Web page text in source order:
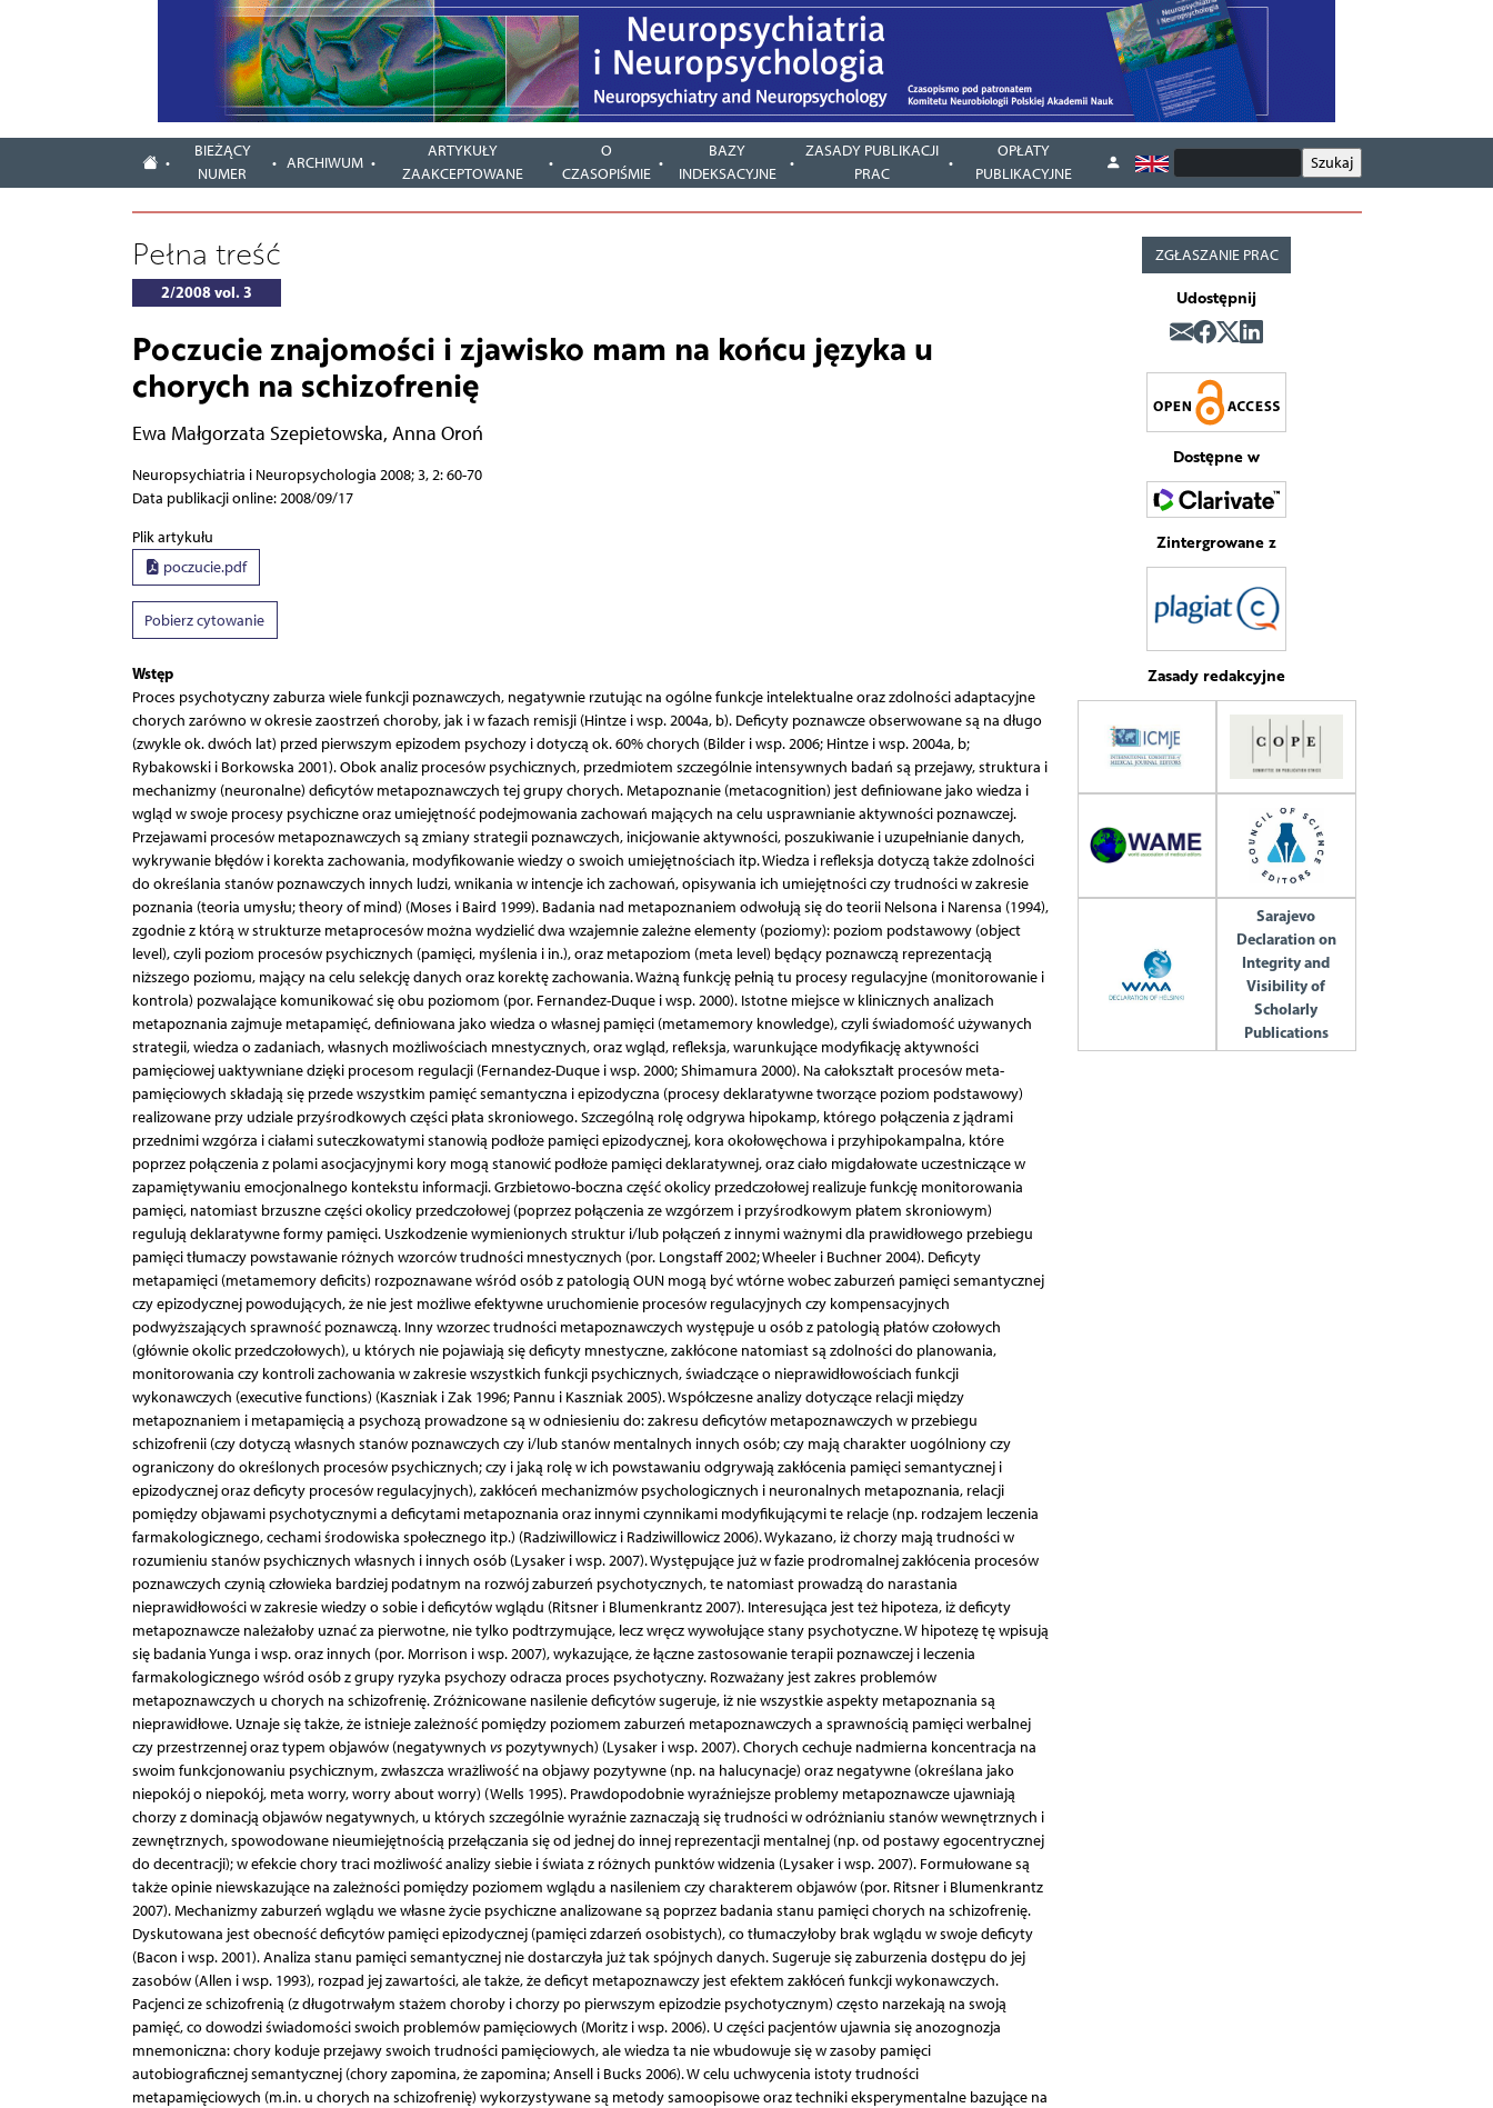
BIEŻĄCY
NUMER
ARCHIWUM
ARTYKUŁY
ZAAKCEPTOWANE
O
CZASOPIŚMIE
BAZY
INDEKSACYJNE
ZASADY PUBLIKACJI
PRAC
OPŁATY
PUBLIKACYJNE
Pełna treść
2/2008 vol. 3
Poczucie znajomości i zjawisko mam na końcu języka u
chorych na schizofrenię
Ewa Małgorzata Szepietowska, Anna Oroń
Neuropsychiatria i Neuropsychologia 2008; 3, 2: 60-70
Data publikacji online: 2008/09/17
Plik artykułu
poczucie.pdf
Pobierz cytowanie
Wstęp
Proces psychotyczny zaburza wiele funkcji poznawczych, negatywnie rzutując na ogólne funkcje intelektualne oraz zdolności adaptacyjne
chorych zarówno w okresie zaostrzeń choroby, jak i w fazach remisji (Hintze i wsp. 2004a, b). Deficyty poznawcze obserwowane są na długo
(zwykle ok. dwóch lat) przed pierwszym epizodem psychozy i dotyczą ok. 60% chorych (Bilder i wsp. 2006; Hintze i wsp. 2004a, b;
Rybakowski i Borkowska 2001). Obok analiz procesów psychicznych, przedmiotem szczególnie intensywnych badań są przejawy, struktura i
mechanizmy (neuronalne) deficytów metapoznawczych tej grupy chorych. Metapoznanie (metacognition) jest definiowane jako wiedza i
wgląd w swoje procesy psychiczne oraz umiejętność podejmowania zachowań mających na celu usprawnianie aktywności poznawczej.
Przejawami procesów metapoznawczych są zmiany strategii poznawczych, inicjowanie aktywności, poszukiwanie i uzupełnianie danych,
wykrywanie błędów i korekta zachowania, modyfikowanie wiedzy o swoich umiejętnościach itp. Wiedza i refleksja dotyczą także zdolności
do określania stanów poznawczych innych ludzi, wnikania w intencje ich zachowań, opisywania ich umiejętności czy trudności w zakresie
poznania (teoria umysłu; theory of mind) (Moses i Baird 1999). Badania nad metapoznaniem odwołują się do teorii Nelsona i Narensa (1994),
zgodnie z którą w strukturze metaprocesów można wydzielić dwa wzajemnie zależne elementy (poziomy): poziom podstawowy (object
level), czyli poziom procesów psychicznych (pamięci, myślenia i in.), oraz metapoziom (meta level) będący poznawczą reprezentacją
niższego poziomu, mający na celu selekcję danych oraz korektę zachowania. Ważną funkcję pełnią tu procesy regulacyjne (monitorowanie i
kontrola) pozwalające komunikować się obu poziomom (por. Fernandez-Duque i wsp. 2000). Istotne miejsce w klinicznych analizach
metapoznania zajmuje metapamięć, definiowana jako wiedza o własnej pamięci (metamemory knowledge), czyli świadomość używanych
strategii, wiedza o zadaniach, własnych możliwościach mnestycznych, oraz wgląd, refleksja, warunkujące modyfikację aktywności
pamięciowej uaktywniane dzięki procesom regulacji (Fernandez-Duque i wsp. 2000; Shimamura 2000). Na całokształt procesów meta-
pamięciowych składają się przede wszystkim pamięć semantyczna i epizodyczna (procesy deklaratywne tworzące poziom podstawowy)
realizowane przy udziale przyśrodkowych części płata skroniowego. Szczególną rolę odgrywa hipokamp, którego połączenia z jądrami
przednimi wzgórza i ciałami suteczkowatymi stanowią podłoże pamięci epizodycznej, kora okołowęchowa i przyhipokampalna, które
poprzez połączenia z polami asocjacyjnymi kory mogą stanowić podłoże pamięci deklaratywnej, oraz ciało migdałowate uczestniczące w
zapamiętywaniu emocjonalnego kontekstu informacji. Grzbietowo-boczna część okolicy przedczołowej realizuje funkcję monitorowania
pamięci, natomiast brzuszne części okolicy przedczołowej (poprzez połączenia ze wzgórzem i przyśrodkowym płatem skroniowym)
regulują deklaratywne formy pamięci. Uszkodzenie wymienionych struktur i/lub połączeń z innymi ważnymi dla prawidłowego przebiegu
pamięci tłumaczy powstawanie różnych wzorców trudności mnestycznych (por. Longstaff 2002; Wheeler i Buchner 2004). Deficyty
metapamięci (metamemory deficits) rozpoznawane wśród osób z patologią OUN mogą być wtórne wobec zaburzeń pamięci semantycznej
czy epizodycznej powodujących, że nie jest możliwe efektywne uruchomienie procesów regulacyjnych czy kompensacyjnych
podwyższających sprawność poznawczą. Inny wzorzec trudności metapoznawczych występuje u osób z patologią płatów czołowych
(głównie okolic przedczołowych), u których nie pojawiają się deficyty mnestyczne, zakłócone natomiast są zdolności do planowania,
monitorowania czy kontroli zachowania w zakresie wszystkich funkcji psychicznych, świadczące o nieprawidłowościach funkcji
wykonawczych (executive functions) (Kaszniak i Zak 1996; Pannu i Kaszniak 2005). Współczesne analizy dotyczące relacji między
metapoznaniem i metapamięcią a psychozą prowadzone są w odniesieniu do: zakresu deficytów metapoznawczych w przebiegu
schizofrenii (czy dotyczą własnych stanów poznawczych czy i/lub stanów mentalnych innych osób; czy mają charakter uogólniony czy
ograniczony do określonych procesów psychicznych; czy i jaką rolę w ich powstawaniu odgrywają zakłócenia pamięci semantycznej i
epizodycznej oraz deficyty procesów regulacyjnych), zakłóceń mechanizmów psychologicznych i neuronalnych metapoznania, relacji
pomiędzy objawami psychotycznymi a deficytami metapoznania oraz innymi czynnikami modyfikującymi te relacje (np. rodzajem leczenia
farmakologicznego, cechami środowiska społecznego itp.) (Radziwillowicz i Radziwillowicz 2006). Wykazano, iż chorzy mają trudności w
rozumieniu stanów psychicznych własnych i innych osób (Lysaker i wsp. 2007). Występujące już w fazie prodromalnej zakłócenia procesów
poznawczych czynią człowieka bardziej podatnym na rozwój zaburzeń psychotycznych, te natomiast prowadzą do narastania
nieprawidłowości w zakresie wiedzy o sobie i deficytów wglądu (Ritsner i Blumenkrantz 2007). Interesująca jest też hipoteza, iż deficyty
metapoznawcze należałoby uznać za pierwotne, nie tylko podtrzymujące, lecz wręcz wywołujące stany psychotyczne. W hipotezę tę wpisują
się badania Yunga i wsp. oraz innych (por. Morrison i wsp. 2007), wykazujące, że łączne zastosowanie terapii poznawczej i leczenia
farmakologicznego wśród osób z grupy ryzyka psychozy odracza proces psychotyczny. Rozważany jest zakres problemów
metapoznawczych u chorych na schizofrenię. Zróżnicowane nasilenie deficytów sugeruje, iż nie wszystkie aspekty metapoznania są
nieprawidłowe. Uznaje się także, że istnieje zależność pomiędzy poziomem zaburzeń metapoznawczych a sprawnością pamięci werbalnej
czy przestrzennej oraz typem objawów (negatywnych vspozytywnych) (Lysaker i wsp. 2007). Chorych cechuje nadmierna koncentracja na
swoim funkcjonowaniu psychicznym, zwłaszcza wrażliwość na objawy pozytywne (np. na halucynacje) oraz negatywne (określana jako
niepokój o niepokój, meta worry, worry about worry) (Wells 1995). Prawdopodobnie wyraźniejsze problemy metapoznawcze ujawniają
chorzy z dominacją objawów negatywnych, u których szczególnie wyraźnie zaznaczają się trudności w odróżnianiu stanów wewnętrznych i
zewnętrznych, spowodowane nieumiejętnością przełączania się od jednej do innej reprezentacji mentalnej (np. od postawy egocentrycznej
do decentracji); w efekcie chory traci możliwość analizy siebie i świata z różnych punktów widzenia (Lysaker i wsp. 2007). Formułowane są
także opinie niewskazujące na zależności pomiędzy poziomem wglądu a nasileniem czy charakterem objawów (por. Ritsner i Blumenkrantz
2007). Mechanizmy zaburzeń wglądu we własne życie psychiczne analizowane są poprzez badania stanu pamięci chorych na schizofrenię.
Dyskutowana jest obecność deficytów pamięci epizodycznej (pamięci zdarzeń osobistych), co tłumaczyłoby brak wglądu w swoje deficyty
(Bacon i wsp. 2001). Analiza stanu pamięci semantycznej nie dostarczyła już tak spójnych danych. Sugeruje się zaburzenia dostępu do jej
zasobów (Allen i wsp. 1993), rozpad jej zawartości, ale także, że deficyt metapoznawczy jest efektem zakłóceń funkcji wykonawczych.
Pacjenci ze schizofrenią (z długotrwałym stażem choroby i chorzy po pierwszym epizodzie psychotycznym) często narzekają na swoją
pamięć, co dowodzi świadomości swoich problemów pamięciowych (Moritz i wsp. 2006). U części pacjentów ujawnia się anozognozja
mnemoniczna: chory koduje przejawy swoich trudności pamięciowych, ale wiedza ta nie wbudowuje się w zasoby pamięci
autobiograficznej semantycznej (chory zapomina, że zapomina; Ansell i Bucks 2006). W celu uchwycenia istoty trudności
metapamięciowych (m.in. u chorych na schizofrenię) wykorzystywane są metody samoopisowe oraz techniki eksperymentalne bazujące na
ZGŁASZANIE PRAC
Udostępnij
Dostępne w
Zintergrowane z
Zasady redakcyjne
Sarajevo
Declaration on
Integrity and
Visibility of
Scholarly
Publications